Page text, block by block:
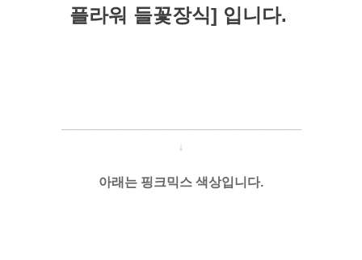
플라워 들꽃장식] 입니다.
───────────────────────────
↓
아래는 핑크믹스 색상입니다.